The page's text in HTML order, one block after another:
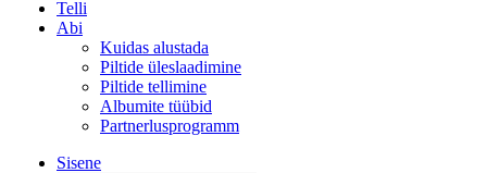
Telli
Abi
Kuidas alustada
Piltide üleslaadimine
Piltide tellimine
Albumite tüübid
Partnerlusprogramm
Sisene